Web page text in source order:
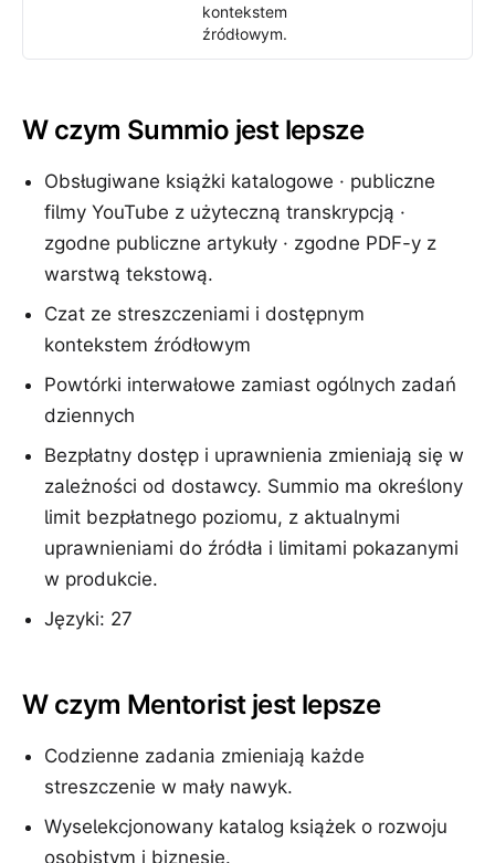
kontekstem
źródłowym.
W czym Summio jest lepsze
Obsługiwane książki katalogowe · publiczne
filmy YouTube z użyteczną transkrypcją ·
zgodne publiczne artykuły · zgodne PDF-y z
warstwą tekstową.
Czat ze streszczeniami i dostępnym
kontekstem źródłowym
Powtórki interwałowe zamiast ogólnych zadań
dziennych
Bezpłatny dostęp i uprawnienia zmieniają się w
zależności od dostawcy. Summio ma określony
limit bezpłatnego poziomu, z aktualnymi
uprawnieniami do źródła i limitami pokazanymi
w produkcie.
Języki: 27
W czym Mentorist jest lepsze
Codzienne zadania zmieniają każde
streszczenie w mały nawyk.
Wyselekcjonowany katalog książek o rozwoju
osobistym i biznesie.